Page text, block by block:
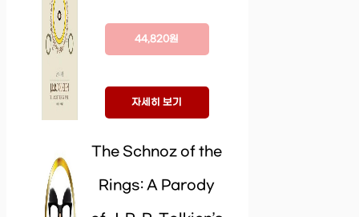
44,820원
자세히 보기
The Schnoz of the
Rings: A Parody